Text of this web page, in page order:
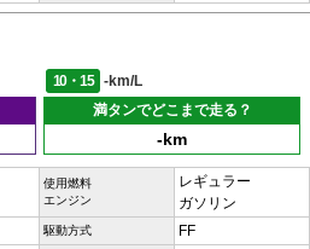
10・15
-km/L
満タンでどこまで走る？
-km
使用燃料
エンジン
レギュラー
ガソリン
駆動方式 FF